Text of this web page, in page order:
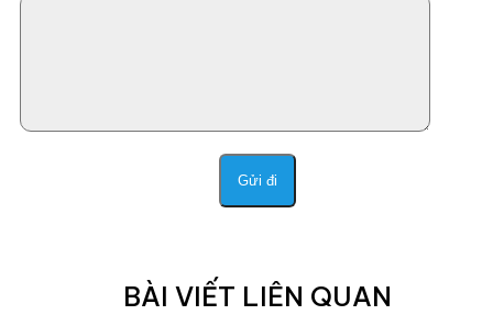
BÀI VIẾT LIÊN QUAN